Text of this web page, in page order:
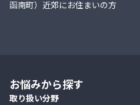
函南町）近郊にお住まいの方
お悩みから探す
取り扱い分野